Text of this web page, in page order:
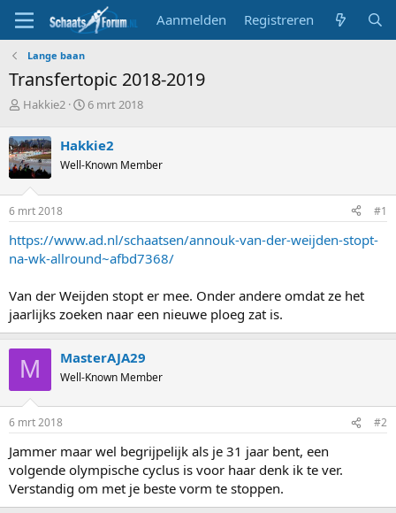
Aanmelden Registreren
Lange baan
Transfertopic 2018-2019
T
p
i
c
s
t
a
t
e
Hakkie2
S
r
t
a
m
6 mrt 2018
Hakkie2
Well-Known Member
6 mrt 2018 #1
https://www.ad.nl/schaatsen/annouk-van-der-weijden-stopt-
na-wk-allround~afbd7368/
Van der Weijden stopt er mee. Onder andere omdat ze het
jaarlijks zoeken naar een nieuwe ploeg zat is.
M MasterAJA29
Well-Known Member
6 mrt 2018 #2
Jammer maar wel begrijpelijk als je 31 jaar bent, een
volgende olympische cyclus is voor haar denk ik te ver.
Verstandig om met je beste vorm te stoppen.